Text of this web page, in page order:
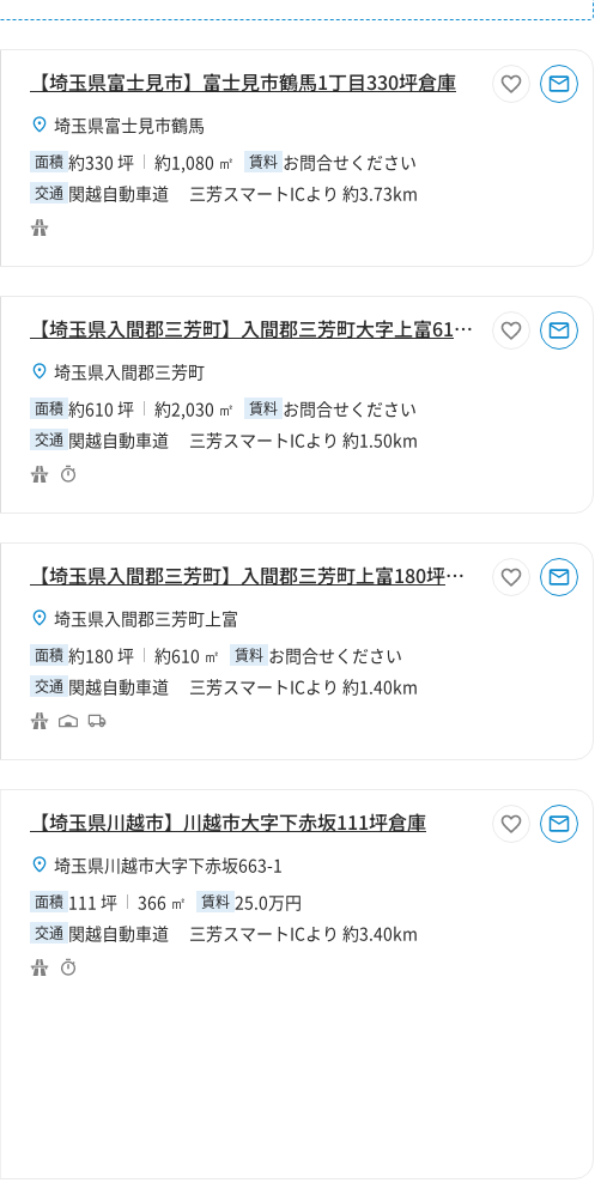
【埼玉県富士見市】富士見市鶴馬1丁目330坪倉庫
埼玉県富士見市鶴馬
面積 約330 坪 約1,080 ㎡ 賃料 お問合せください
交通 関越自動車道 三芳スマートICより 約3.73km
【埼玉県入間郡三芳町】入間郡三芳町大字上富610坪倉庫
埼玉県入間郡三芳町
面積 約610 坪 約2,030 ㎡ 賃料 お問合せください
交通 関越自動車道 三芳スマートICより 約1.50km
【埼玉県入間郡三芳町】入間郡三芳町上富180坪倉庫
埼玉県入間郡三芳町上富
面積 約180 坪 約610 ㎡ 賃料 お問合せください
交通 関越自動車道 三芳スマートICより 約1.40km
【埼玉県川越市】川越市大字下赤坂111坪倉庫
埼玉県川越市大字下赤坂663-1
面積 111 坪 366 ㎡ 賃料 25.0万円
交通 関越自動車道 三芳スマートICより 約3.40km